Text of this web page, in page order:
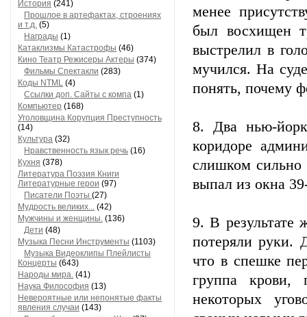
История (241)
Прошлое в артефактах, строениях
и т.д. (5)
Награды (1)
Катаклизмы Катастрофы (46)
Кино Театр Режисеры Актеры (374)
Фильмы Спектакли (283)
Коды NTML (4)
Ссылки доп. Сайты с компа (1)
Компьютер (168)
Уголовщина Корупция Преступность
(14)
Культура (32)
Нравственность язык речь (16)
Кухня (378)
Литература Поэзия Книги
Литературные герои (97)
Писатели Поэты (27)
Мудрость великих... (42)
Мужчины и женщины. (136)
Дети (48)
Музыка Песни Инструменты (1103)
Музыка Видеоклипы Плейлисты
Концерты (643)
Народы мира. (41)
Наука Философия (13)
Невероятные или непонятые факты
явления случаи (143)
менее
был восхищен
выстрелил в
мучился. На
понять, почему
8. Два нью-
коридоре
слишком сильно
выпал из окна
9. В результате
потеряли руки.
что в спешке
группа крови,
некоторых